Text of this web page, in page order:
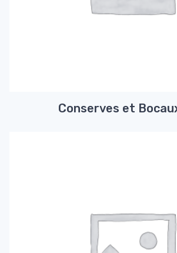
Conserves et